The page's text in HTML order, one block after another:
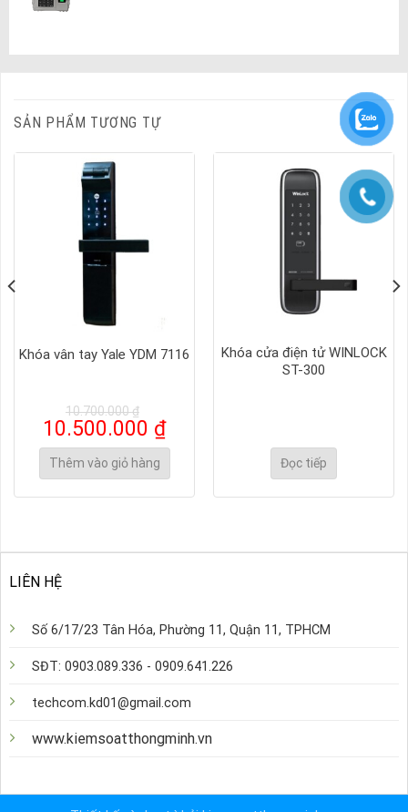
SẢN PHẨM TƯƠNG TỰ
Khóa vân tay Yale YDM 7116
10.700.000₫
Giá
gốc
là:
10.700.000 ₫.
10.500.000 ₫Giá
hiện
tại
Thêm vào giỏ hàng
Khóa cửa điện tử WINLOCK
ST-300
Đọc tiếp
LIÊN HỆ
Số 6/17/23 Tân Hóa, Phường 11, Quận 11, TPHCM
SĐT: 0903.089.336 - 0909.641.226
techcom.kd01@gmail.com
www.kiemsoatthongminh.vn